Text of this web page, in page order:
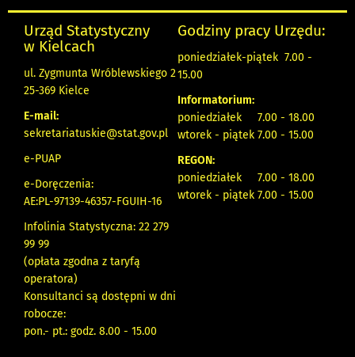
Urząd Statystyczny
w Kielcach
ul. Zygmunta Wróblewskiego 2
25-369 Kielce
E-mail:
sekretariatuskie@stat.gov.pl
e-PUAP
e-Doręczenia:
AE:PL-97139-46357-FGUIH-16
Infolinia Statystyczna: 22 279
99 99
(opłata zgodna z taryfą
operatora)
Konsultanci są dostępni w dni
robocze:
pon.- pt.: godz. 8.00 - 15.00
Godziny pracy Urzędu:
poniedziałek-piątek 7.00 -
15.00
Informatorium:
poniedziałek 7.00 - 18.00
wtorek - piątek 7.00 - 15.00
REGON:
poniedziałek 7.00 - 18.00
wtorek - piątek 7.00 - 15.00